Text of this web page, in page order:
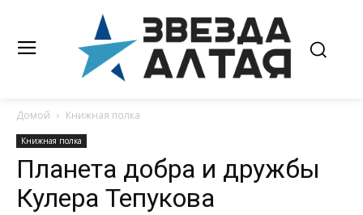
Домой Книжная полка
Книжная полка
Планета добра и дружбы
Кулера Тепукова